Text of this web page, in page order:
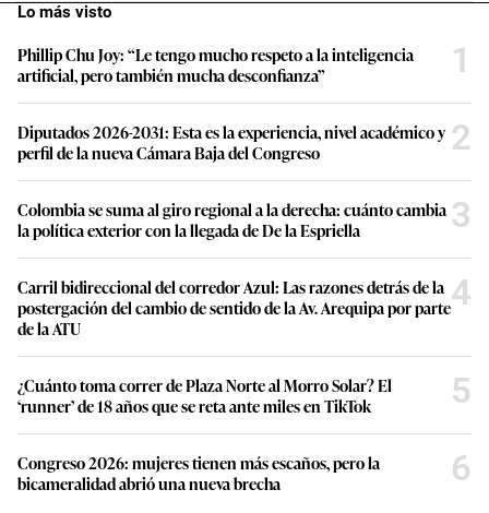
Lo más visto
Phillip Chu Joy: “Le tengo mucho respeto a la inteligencia
artificial, pero también mucha desconfianza”
1
Diputados 2026-2031: Esta es la experiencia, nivel académico y
perfil de la nueva Cámara Baja del Congreso
2
Colombia se suma al giro regional a la derecha: cuánto cambia
la política exterior con la llegada de De la Espriella
3
Carril bidireccional del corredor Azul: Las razones detrás de la
postergación del cambio de sentido de la Av. Arequipa por parte
de la ATU
4
¿Cuánto toma correr de Plaza Norte al Morro Solar? El
‘runner’ de 18 años que se reta ante miles en TikTok
5
Congreso 2026: mujeres tienen más escaños, pero la
bicameralidad abrió una nueva brecha
6